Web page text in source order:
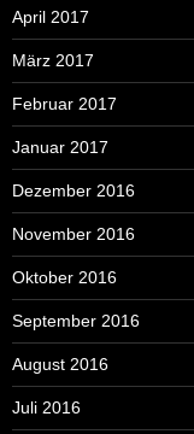
April 2017
März 2017
Februar 2017
Januar 2017
Dezember 2016
November 2016
Oktober 2016
September 2016
August 2016
Juli 2016